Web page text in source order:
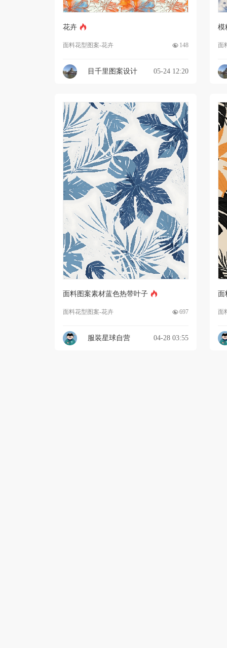
花卉
面料花型图案-花卉 148
目千里图案设计 05-24 12:20
模
面
面料图案素材蓝色热带叶子
面料花型图案-花卉 697
服装星球自营 04-28 03:55
面
面